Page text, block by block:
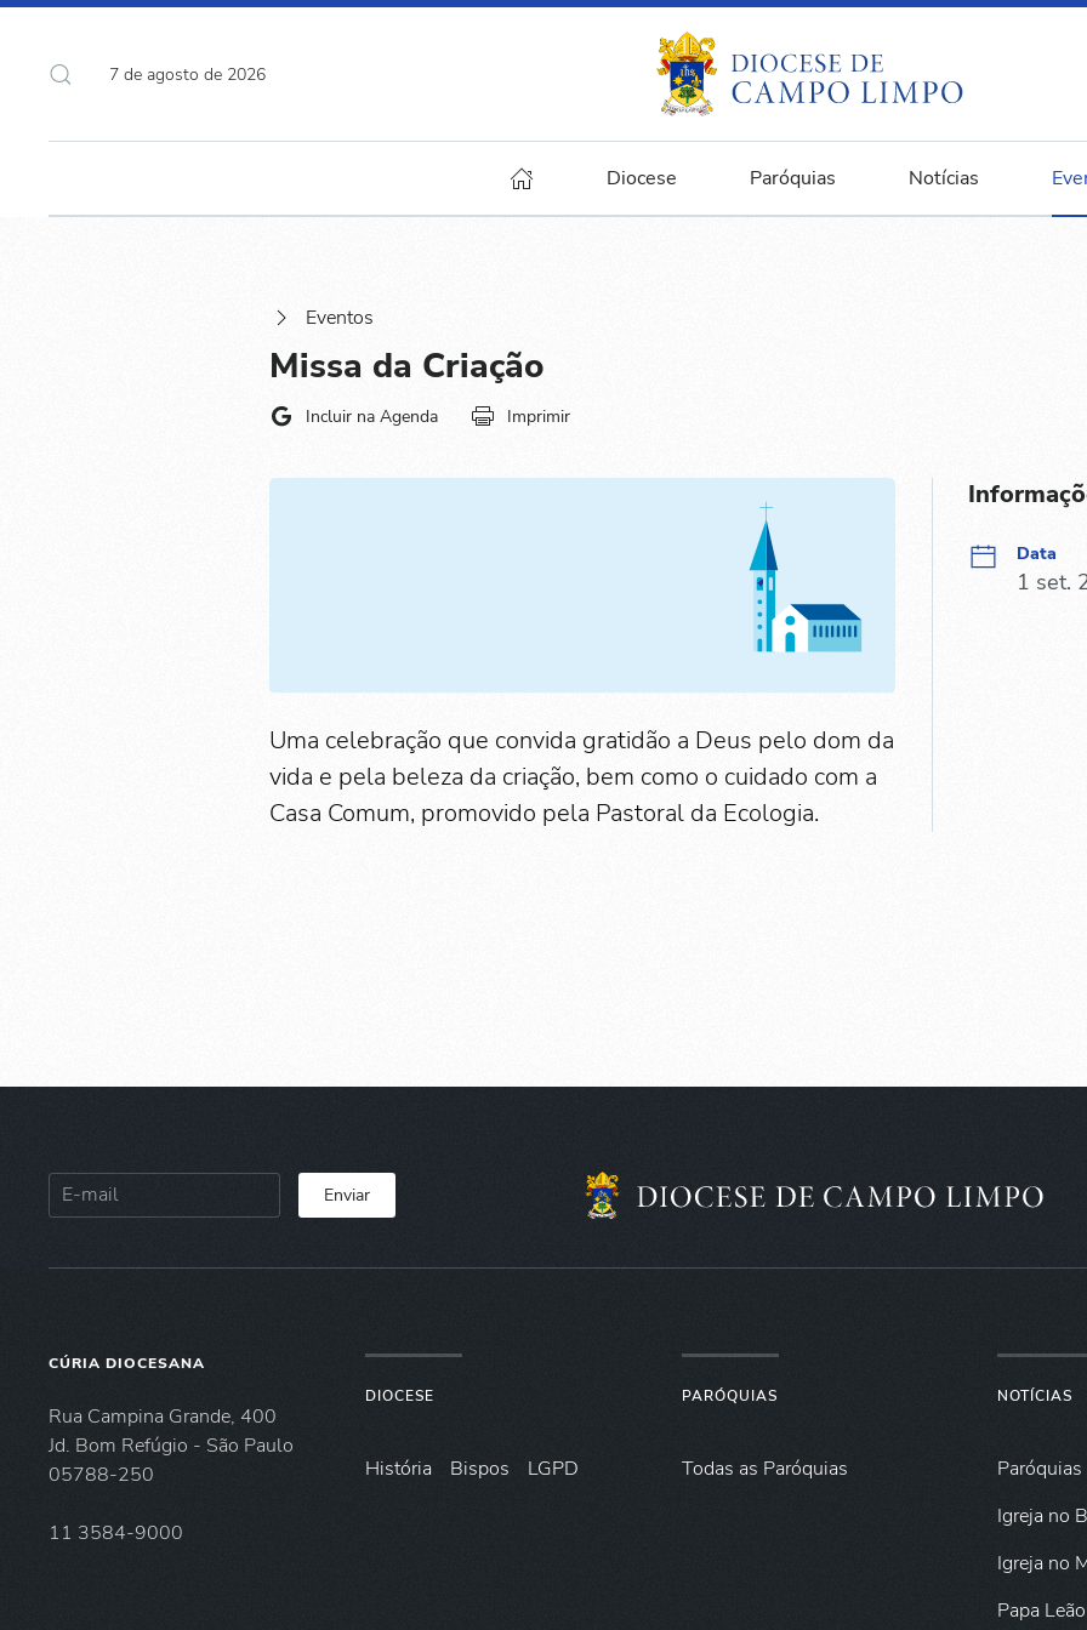
7 de agosto de 2026
Diocese Paróquias Notícias
Eventos
Missa da Criação
Incluir na Agenda Imprimir
Uma celebração que convida gratidão a Deus pelo dom da
vida e pela beleza da criação, bem como o cuidado com a
Casa Comum, promovido pela Pastoral da Ecologia.
Data
1 set.
Enviar
CÚRIA DIOCESANA
Rua Campina Grande, 400
Jd. Bom Refúgio - São Paulo
05788-250
11 3584-9000
DIOCESE
História Bispos LGPD
PARÓQUIAS
Todas as Paróquias
NOTÍCIAS
Paróquias
Igreja no
Igreja no
Papa